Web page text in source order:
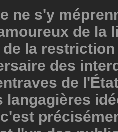
ne s'y
de la
la
des
de
langagières